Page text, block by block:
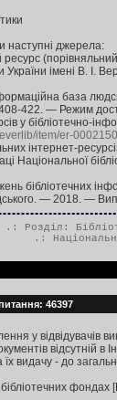
наступні джерела:
ресурс
України імені
база
422. — Режим
у
item/er-0002150
інтернет-
Національної
бібліотечних
— 2018.
.: Розділ:
.:
46397
у відвідувачів
відсутній в
видачу - до
в бібліотечних